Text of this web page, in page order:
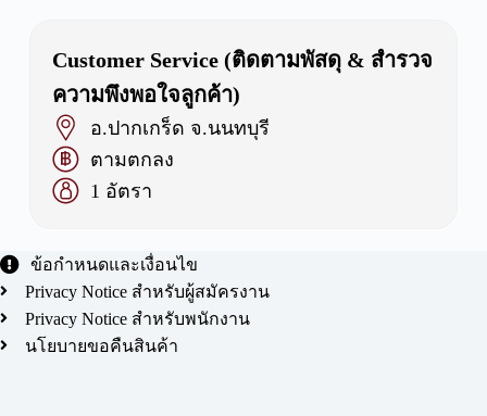
Customer Service (ติดตามพัสดุ & สำรวจ
ความพึงพอใจลูกค้า)
อ.ปากเกร็ด จ.นนทบุรี
ตามตกลง
1 อัตรา
ข้อกำหนดและเงื่อนไข
Privacy Notice สำหรับผู้สมัครงาน
Privacy Notice สำหรับพนักงาน
นโยบายขอคืนสินค้า